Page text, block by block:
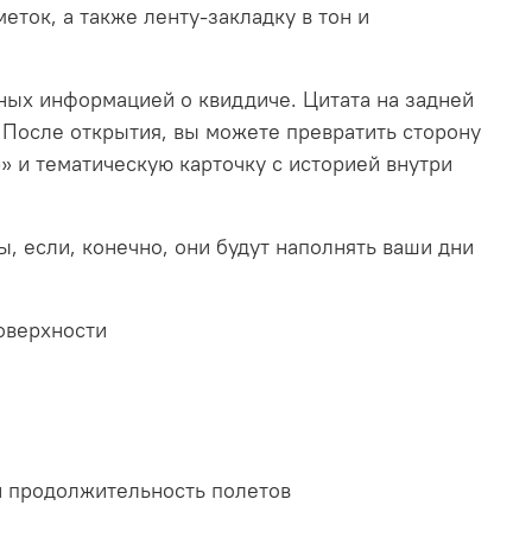
а также ленту-закладку в тон и
информацией о квиддиче. Цитата на задней
открытия, вы можете превратить сторону
тематическую карточку с историей внутри
если, конечно, они будут наполнять ваши дни
полетов